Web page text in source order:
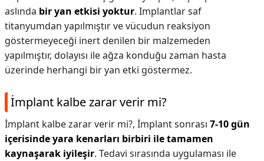
aslında bir yan etkisi yoktur. Implantlar saf
titanyumdan yapılmıştır ve vücudun reaksiyon
göstermeyeceği inert denilen bir malzemeden
yapılmıştır, dolayısı ile ağza konduğu zaman hasta
üzerinde herhangi bir yan etki göstermez.
İmplant kalbe zarar verir mi?
İmplant kalbe zarar verir mi?, İmplant sonrası 7-10 gün
içerisinde yara kenarları birbiri ile tamamen
kaynaşarak iyileşir. Tedavi sırasında uygulaması ile